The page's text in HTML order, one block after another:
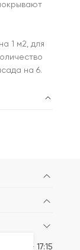
1 м2, для
на 6.
8:30 - 17:15